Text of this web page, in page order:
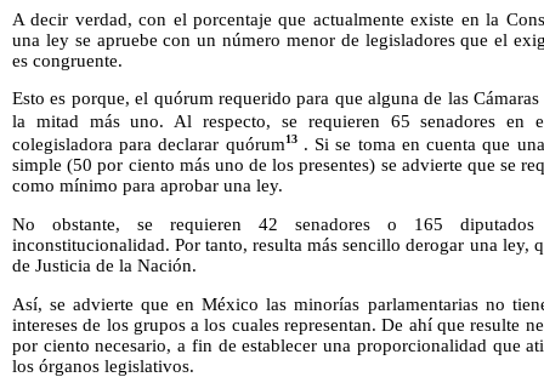
A decir verdad, con el porcentaje que actualmente existe en la
una ley se apruebe con un número menor de legisladores que el
es congruente.
Esto es porque, el quórum requerido para que alguna de las
la mitad más uno. Al respecto, se requieren 65 senadores en
colegisladora para declarar quórum13. Si se toma en cuenta que
simple (50 por ciento más uno de los presentes) se advierte que se
como mínimo para aprobar una ley.
No obstante, se requieren 42 senadores o 165
inconstitucionalidad. Por tanto, resulta más sencillo derogar una ley,
de Justicia de la Nación.
Así, se advierte que en México las minorías parlamentarias no
intereses de los grupos a los cuales representan. De ahí que resulte
por ciento necesario, a fin de establecer una proporcionalidad que
los órganos legislativos.